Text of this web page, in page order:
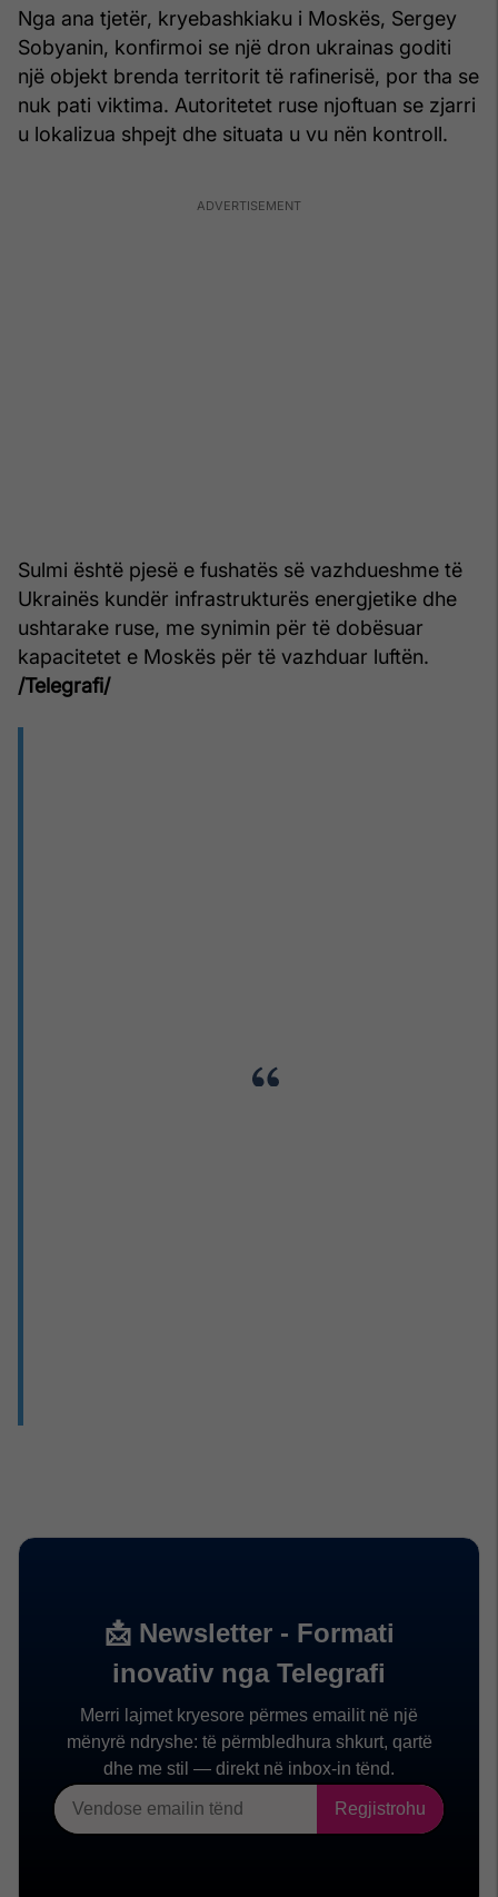
Nga ana tjetër, kryebashkiaku i Moskës, Sergey
Sobyanin, konfirmoi se një dron ukrainas goditi
një objekt brenda territorit të rafinerisë, por tha se
nuk pati viktima. Autoritetet ruse njoftuan se zjarri
u lokalizua shpejt dhe situata u vu nën kontroll.
Sulmi është pjesë e fushatës së vazhdueshme të
Ukrainës kundër infrastrukturës energjetike dhe
ushtarake ruse, me synimin për të dobësuar
kapacitetet e Moskës për të vazhduar luftën.
/Telegrafi/